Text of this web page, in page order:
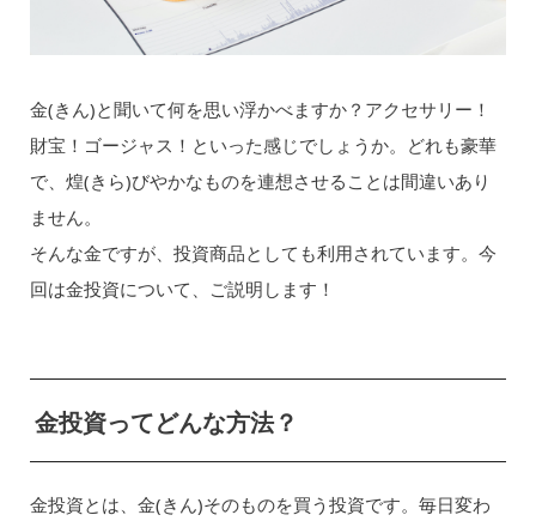
金(きん)と聞いて何を思い浮かべますか？アクセサリー！
財宝！ゴージャス！といった感じでしょうか。どれも豪華
で、煌(きら)びやかなものを連想させることは間違いあり
ません。
そんな金ですが、投資商品としても利用されています。今
回は金投資について、ご説明します！
金投資ってどんな方法？
金投資とは、金(きん)そのものを買う投資です。毎日変わ